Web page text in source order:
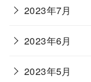
2023年7月
2023年6月
2023年5月